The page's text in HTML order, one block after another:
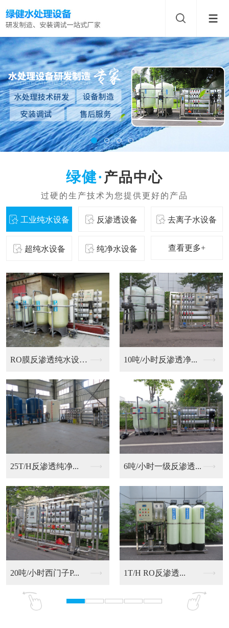
产品中心
工业纯水设备 反渗透设备 去离子水设备
超纯水设备 纯净水设备 查看更多+
二级反渗透纯化水设备... 10吨/小时反渗透净...
6吨/小时一级反渗透... 20吨/小时西门子P...
RO反渗透净化水设备 9T/H RO反渗透...